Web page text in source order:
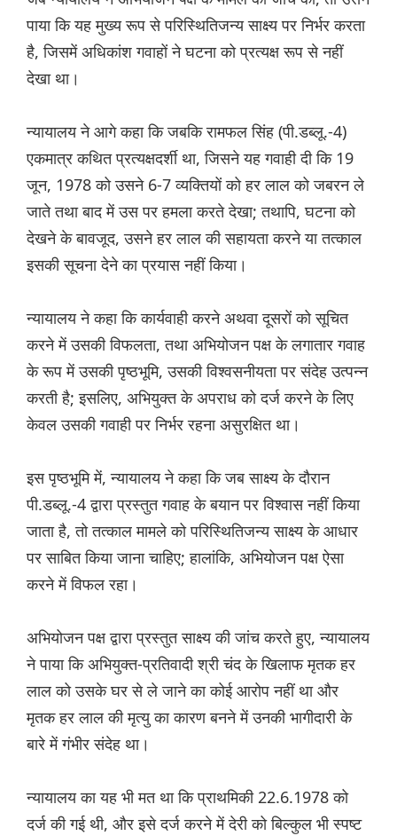
पाया कि यह मुख्य रूप से परिस्थितिजन्य साक्ष्य पर निर्भर करता
है, जिसमें अधिकांश गवाहों ने घटना को प्रत्यक्ष रूप से नहीं
देखा था।
न्यायालय ने आगे कहा कि जबकि रामफल सिंह (पी.डब्लू.-4)
एकमात्र कथित प्रत्यक्षदर्शी था, जिसने यह गवाही दी कि 19
जून, 1978 को उसने 6-7 व्यक्तियों को हर लाल को जबरन ले
जाते तथा बाद में उस पर हमला करते देखा; तथापि, घटना को
देखने के बावजूद, उसने हर लाल की सहायता करने या तत्काल
इसकी सूचना देने का प्रयास नहीं किया।
न्यायालय ने कहा कि कार्यवाही करने अथवा दूसरों को सूचित
करने में उसकी विफलता, तथा अभियोजन पक्ष के लगातार गवाह
के रूप में उसकी पृष्ठभूमि, उसकी विश्वसनीयता पर संदेह उत्पन्न
करती है; इसलिए, अभियुक्त के अपराध को दर्ज करने के लिए
केवल उसकी गवाही पर निर्भर रहना असुरक्षित था।
इस पृष्ठभूमि में, न्यायालय ने कहा कि जब साक्ष्य के दौरान
पी.डब्लू.-4 द्वारा प्रस्तुत गवाह के बयान पर विश्वास नहीं किया
जाता है, तो तत्काल मामले को परिस्थितिजन्य साक्ष्य के आधार
पर साबित किया जाना चाहिए; हालांकि, अभियोजन पक्ष ऐसा
करने में विफल रहा।
अभियोजन पक्ष द्वारा प्रस्तुत साक्ष्य की जांच करते हुए, न्यायालय
ने पाया कि अभियुक्त-प्रतिवादी श्री चंद के खिलाफ मृतक हर
लाल को उसके घर से ले जाने का कोई आरोप नहीं था और
मृतक हर लाल की मृत्यु का कारण बनने में उनकी भागीदारी के
बारे में गंभीर संदेह था।
न्यायालय का यह भी मत था कि प्राथमिकी 22.6.1978 को
दर्ज की गई थी, और इसे दर्ज करने में देरी को बिल्कुल भी स्पष्ट